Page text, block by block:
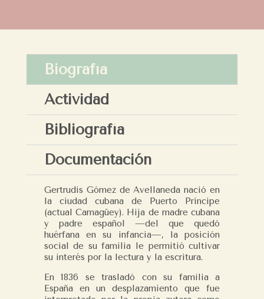
Biografía
Actividad
Bibliografía
Documentación
Gertrudis Gómez de Avellaneda nació en
la ciudad cubana de Puerto Príncipe
(actual Camagüey). Hija de madre cubana
y padre español —del que quedó
huérfana en su infancia—, la posición
social de su familia le permitió cultivar
su interés por la lectura y la escritura.
En 1836 se trasladó con su familia a
España en un desplazamiento que fue